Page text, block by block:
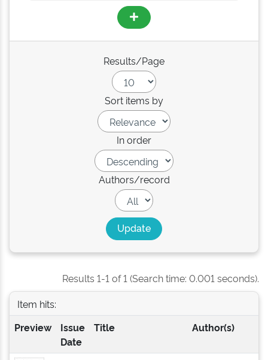
Results/Page
Sort items by
In order
Authors/record
Results 1-1 of 1 (Search time: 0.001 seconds).
Item hits:
Preview
Issue
Date
Title Author(s)